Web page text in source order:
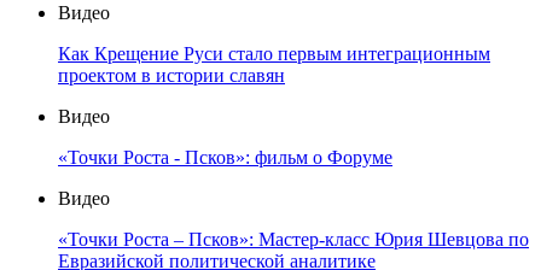
Видео
Как Крещение Руси стало первым интеграционным
проектом в истории славян
Видео
«Точки Роста - Псков»: фильм о Форуме
Видео
«Точки Роста – Псков»: Мастер-класс Юрия Шевцова по
Евразийской политической аналитике